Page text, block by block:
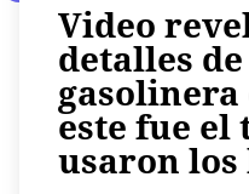
Virales
Tecnología
Economía
Estilo de vida
Contenido patrocinado
Video
detalles
gasolinera
este fue el
usaron